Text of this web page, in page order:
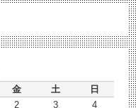
金 土
日
2 3
4